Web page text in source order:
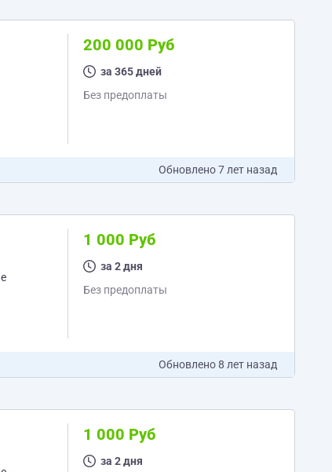
200 000 Руб
за 365 дней
Без предоплаты
Обновлено7 лет назад
1 000 Руб
за 2 дня
Без предоплаты
Обновлено8 лет назад
1 000 Руб
за 2 дня